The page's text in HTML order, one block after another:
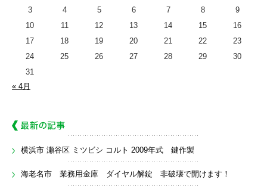
3
4 5 6 7 8
9
10
11 12 13 14 15
16
17
18 19 20 21 22
23
24
25 26 27 28 29
30
31
« 4月
横浜市 瀬谷区 ミツビシ コルト 2009年式 鍵作製
海老名市 業務用金庫 ダイヤル解錠 非破壊で開けます！